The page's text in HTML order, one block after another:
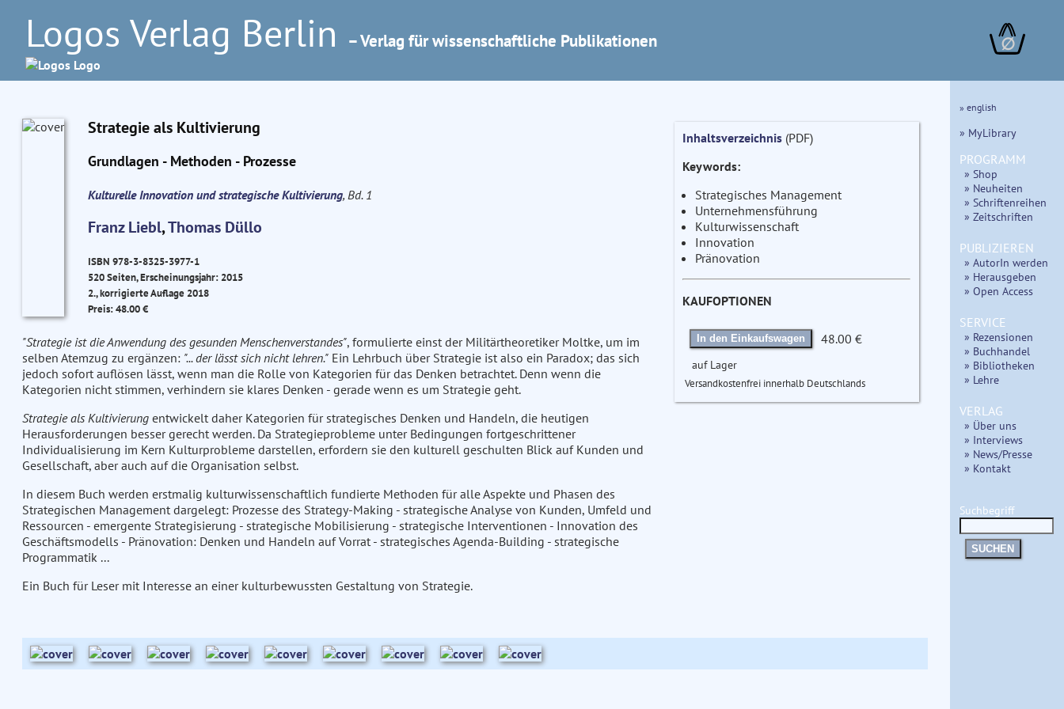
Logos Verlag Berlin – Verlag für wissenschaftliche Publikationen ∅
Strategie als Kultivierung
Grundlagen - Methoden - Prozesse
Kulturelle Innovation und strategische Kultivierung, Bd. 1
Franz Liebl,Thomas Düllo
ISBN 978-3-8325-3977-1
520 Seiten, Erscheinungsjahr: 2015
2., korrigierte Auflage 2018
Preis: 48.00 €
"Strategie ist die Anwendung des gesunden Menschenverstandes", formulierte einst der Militärtheoretiker Moltke, um im
selben Atemzug zu ergänzen: "... der lässt sich nicht lehren."Ein Lehrbuch über Strategie ist also ein Paradox; das sich
jedoch sofort auflösen lässt, wenn man die Rolle von Kategorien für das Denken betrachtet. Denn wenn die
Kategorien nicht stimmen, verhindern sie klares Denken - gerade wenn es um Strategie geht.
Strategie als Kultivierungentwickelt daher Kategorien für strategisches Denken und Handeln, die heutigen
Herausforderungen besser gerecht werden. Da Strategieprobleme unter Bedingungen fortgeschrittener
Individualisierung im Kern Kulturprobleme darstellen, erfordern sie den kulturell geschulten Blick auf Kunden und
Gesellschaft, aber auch auf die Organisation selbst.
In diesem Buch werden erstmalig kulturwissenschaftlich fundierte Methoden für alle Aspekte und Phasen des
Strategischen Management dargelegt: Prozesse des Strategy-Making - strategische Analyse von Kunden, Umfeld und
Ressourcen - emergente Strategisierung - strategische Mobilisierung - strategische Interventionen - Innovation des
Geschäftsmodells - Pränovation: Denken und Handeln auf Vorrat - strategisches Agenda-Building - strategische
Programmatik ...
Ein Buch für Leser mit Interesse an einer kulturbewussten Gestaltung von Strategie.
Inhaltsverzeichnis(PDF)
Keywords:
Strategisches Management
Unternehmensführung
Kulturwissenschaft
Innovation
Pränovation
KAUFOPTIONEN
In den Einkaufswagen 48.00 €
auf Lager
Versandkostenfrei innerhalb Deutschlands
» english
» MyLibrary
PROGRAMM
» Shop
» Neuheiten
» Schriftenreihen
» Zeitschriften
PUBLIZIEREN
» AutorIn werden
» Herausgeben
» Open Access
SERVICE
» Rezensionen
» Buchhandel
» Bibliotheken
» Lehre
VERLAG
» Über uns
» Interviews
» News/Presse
» Kontakt
Suchbegriff
SUCHEN